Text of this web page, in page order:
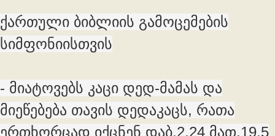
ქართული ბიბლიის გამოცემების
სიმფონიისთვის
- მიატოვებს კაცი დედ-მამას და
მიეწებება თავის დედაკაცს, რათა
ერთხორცად იქცნენ დაბ.2,24 მათ.19,5